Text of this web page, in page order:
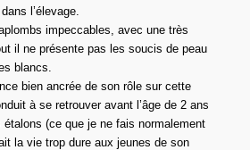
l’élevage.
impeccables, avec une très
il ne présente pas les soucis de peau
blancs.
bien ancrée de son rôle sur cette
à se retrouver avant l’âge de 2 ans
étalons (ce que je ne fais normalement
la vie trop dure aux jeunes de son